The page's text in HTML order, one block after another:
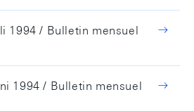
1994 / Bulletin mensuel
1994 / Bulletin mensuel